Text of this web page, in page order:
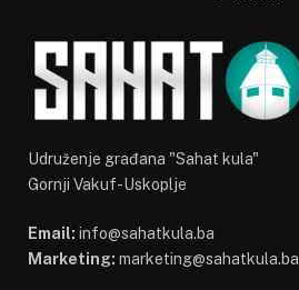
Udruženje građana "Sahat kula"
Gornji Vakuf-Uskoplje
Email: info@sahatkula.ba
Marketing: marketing@sahatkula.ba